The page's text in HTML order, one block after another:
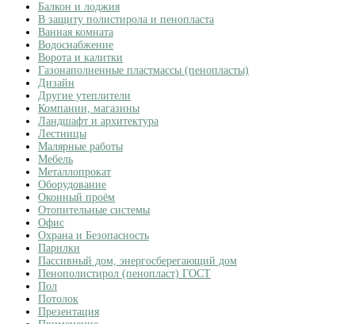
Балкон и лоджия
В защиту полистирола и пенопласта
Ванная комната
Водоснабжение
Ворота и калитки
Газонаполненные пластмассы (пенопласты)
Дизайн
Другие утеплители
Компании, магазины
Ландшафт и архитектура
Лестницы
Малярные работы
Мебель
Металлопрокат
Оборудование
Оконный проём
Отопительные системы
Офис
Охрана и Безопасность
Парилки
Пассивный дом, энергосберегающий дом
Пенополистирол (пенопласт) ГОСТ
Пол
Потолок
Презентация